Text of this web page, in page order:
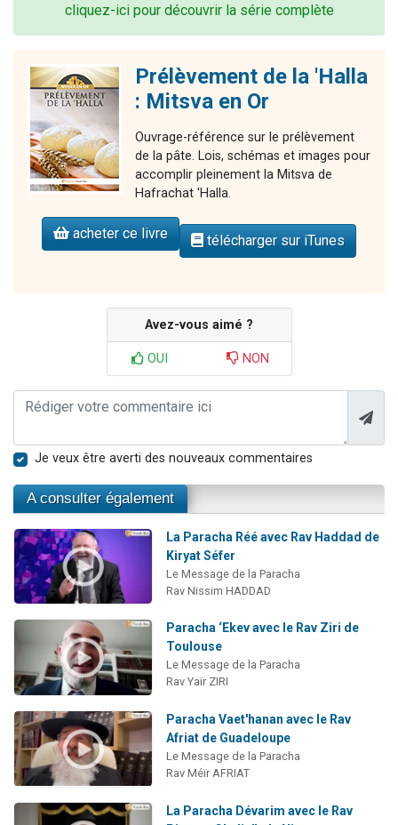
cliquez-ici pour découvrir la série complète
Prélèvement de la 'Halla
: Mitsva en Or
Ouvrage-référence sur le prélèvement
de la pâte. Lois, schémas et images pour
accomplir pleinement la Mitsva de
Hafrachat 'Halla.
acheter ce livre télécharger sur iTunes
Avez-vous aimé ?
OUI NON
Je veux être averti des nouveaux commentaires
A consulter également
La Paracha Réé avec Rav Haddad de
Kiryat Séfer
Le Message de la Paracha
Rav Nissim HADDAD
Paracha ‘Ekev avec le Rav Ziri de
Toulouse
Le Message de la Paracha
Rav Yaïr ZIRI
Paracha Vaet'hanan avec le Rav
Afriat de Guadeloupe
Le Message de la Paracha
Rav Méïr AFRIAT
La Paracha Dévarim avec le Rav